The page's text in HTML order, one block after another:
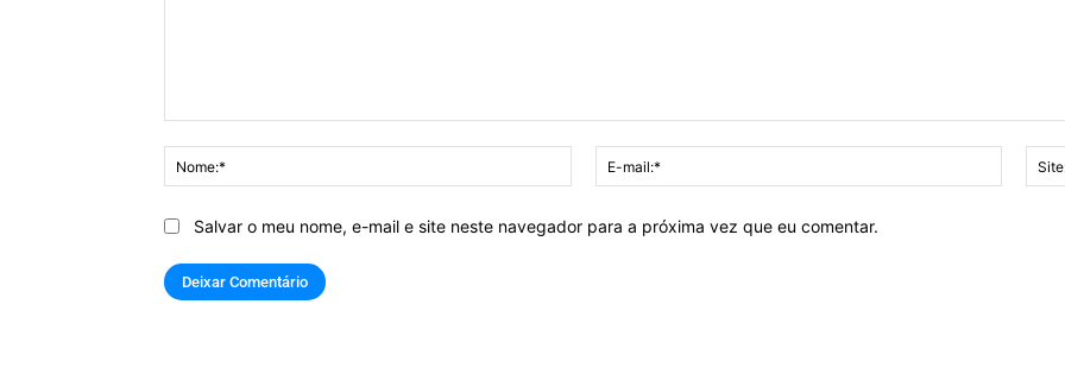
Nome:*
mail:*
Salvar o meu nome, e-mail e site neste navegador para a próxima vez que eu comentar.